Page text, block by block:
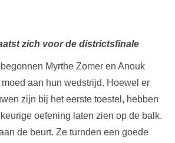
zich voor de districtsfinale
Myrthe Zomer en Anouk
aan hun wedstrijd. Hoewel er
zijn bij het eerste toestel, hebben
oefening laten zien op de balk.
de beurt. Ze turnden een goede